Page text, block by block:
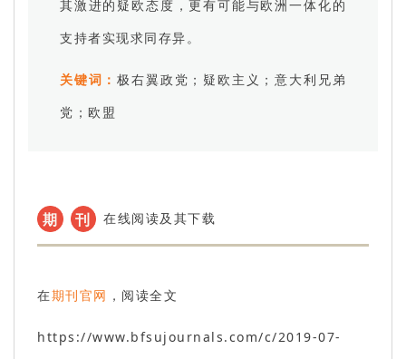
其激进的疑欧态度，更有可能与欧洲一体化的
支持者实现求同存异。
关键词：极右翼政党；疑欧主义；意大利兄弟
党；欧盟
期 刊 在线阅读及其下载
在期刊官网 ，阅读全文
https://www.bfsujournals.com/c/2019-07-